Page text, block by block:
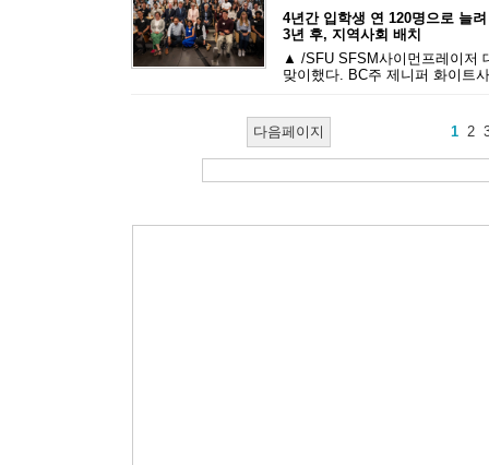
4년간 입학생 연 120명으로 늘려
3년 후, 지역사회 배치
▲ /SFU SFSM사이먼프레이저
맞이했다. BC주 제니퍼 화이트
다음페이지 1 2